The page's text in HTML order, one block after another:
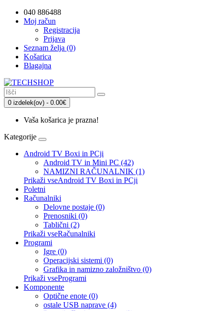
040 886488
Moj račun
Registracija
Prijava
Seznam želja (0)
Košarica
Blagajna
0 izdelek(ov) - 0.00€
Vaša košarica je prazna!
Kategorije
Android TV Boxi in PCji
Android TV in Mini PC (42)
NAMIZNI RAČUNALNIK (1)
Prikaži vseAndroid TV Boxi in PCji
Poletni
Računalniki
Delovne postaje (0)
Prenosniki (0)
Tablični (2)
Prikaži vseRačunalniki
Programi
Igre (0)
Operacijski sistemi (0)
Grafika in namizno založništvo (0)
Prikaži vseProgrami
Komponente
Optične enote (0)
ostale USB naprave (4)